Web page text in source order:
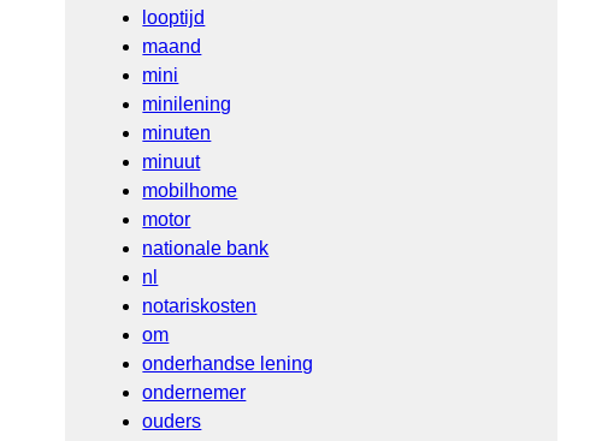
looptijd
maand
mini
minilening
minuten
minuut
mobilhome
motor
nationale bank
nl
notariskosten
om
onderhandse lening
ondernemer
ouders